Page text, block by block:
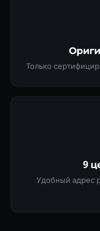
Только
9
Удобный адрес